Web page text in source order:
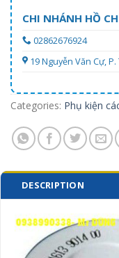
CHI NHÁNH HỒ
02862676924
19 Nguyễn Văn Cự,
Categories: Phụ kiện
DESCRIPTION